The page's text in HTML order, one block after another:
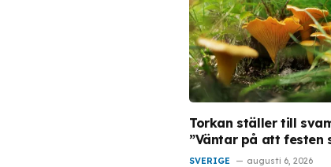
Torkan ställer till
”Väntar på att festen
SVERIGE augusti 6, 2026